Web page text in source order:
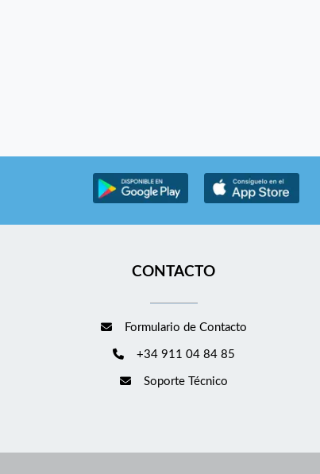
CONTACTO
Formulario de Contacto
+34 911 04 84 85
Soporte Técnico